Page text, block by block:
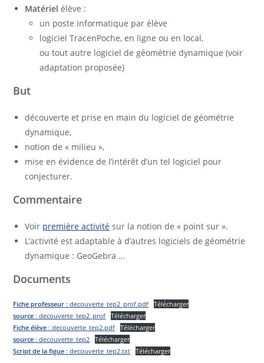
Matérielélève :
un poste informatique par élève
logiciel TracenPoche, en ligne ou en local,
ou tout autre logiciel de géométrie dynamique (voir
adaptation proposée)
But
découverte et prise en main du logiciel de géométrie
dynamique,
notion de « milieu »,
mise en évidence de l’intérêt d’un tel logiciel pour
conjecturer.
Commentaire
Voir première activité sur la notion de « point sur ».
L’activité est adaptable à d’autres logiciels de géométrie
dynamique : GeoGebra …
Documents
Fiche professeur : decouverte_tep2_prof.pdf Télécharger
source : decouverte_tep2_prof Télécharger
Fiche élève : decouverte_tep2.pdf Télécharger
source : decouverte_tep2 Télécharger
Script de la figue : decouverte_tep2.txt Télécharger